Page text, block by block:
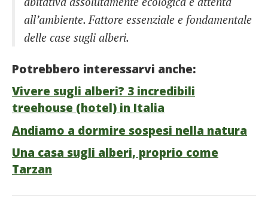
all’ambiente. Fattore essenziale e fondamentale
delle case sugli alberi.
Potrebbero interessarvi anche:
Vivere sugli alberi? 3 incredibili
treehouse (hotel) in Italia
Andiamo a dormire sospesi nella natura
Una casa sugli alberi, proprio come
Tarzan